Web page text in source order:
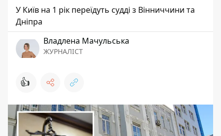
У Київ на 1 рік переїдуть судді з Вінниччини та
Дніпра
Владлена Мачульська
ЖУРНАЛІСТ
👍